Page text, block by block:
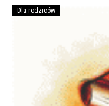
Dla rodziców